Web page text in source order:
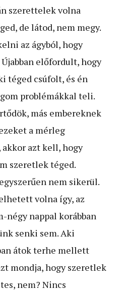
szerettelek volna
de látod, nem megy.
az ágyból, hogy
előfordult, hogy
téged csúfolt, és én
problémákkal teli.
más embereknek
a mérleg
akkor azt kell, hogy
szeretlek téged.
nem sikerül.
volna így, az
négy nappal korábban
senki sem. Aki
átok terhe mellett
mondja, hogy szeretlek
nem? Nincs